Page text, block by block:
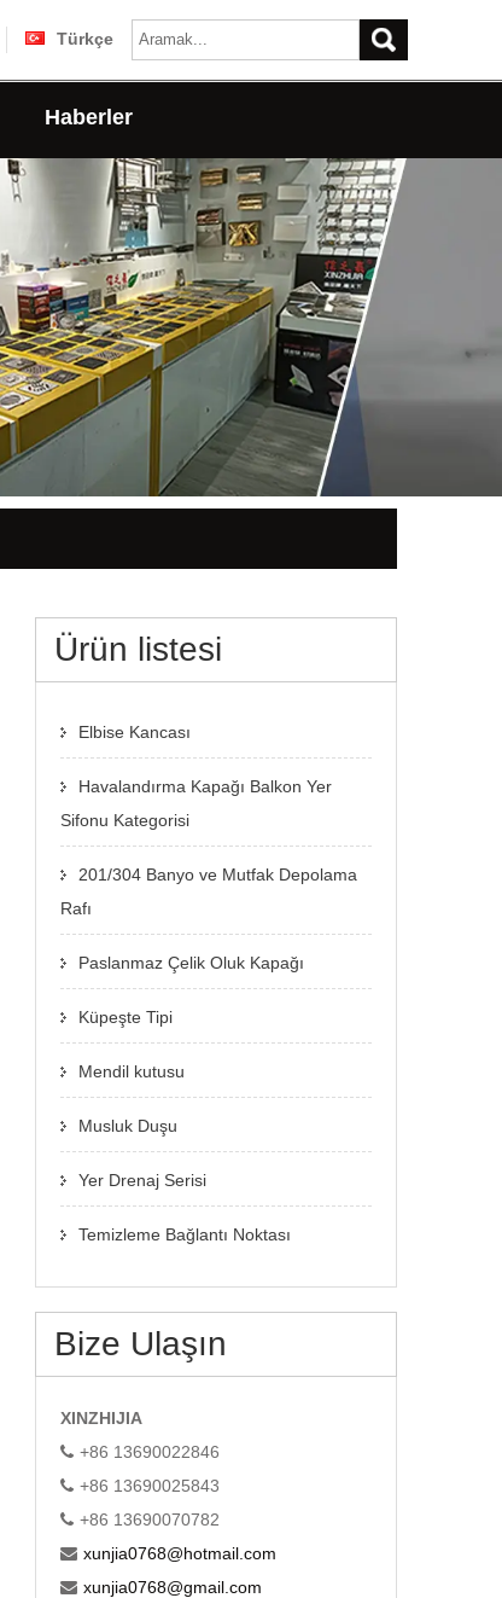
Türkçe
Haberler
Ürün listesi
Elbise Kancası
Havalandırma Kapağı Balkon Yer
Sifonu Kategorisi
201/304 Banyo ve Mutfak Depolama
Rafı
Paslanmaz Çelik Oluk Kapağı
Küpeşte Tipi
Mendil kutusu
Musluk Duşu
Yer Drenaj Serisi
Temizleme Bağlantı Noktası
Bize Ulaşın
XINZHIJIA
+86 13690022846
+86 13690025843
+86 13690070782
xunjia0768@hotmail.com
xunjia0768@gmail.com